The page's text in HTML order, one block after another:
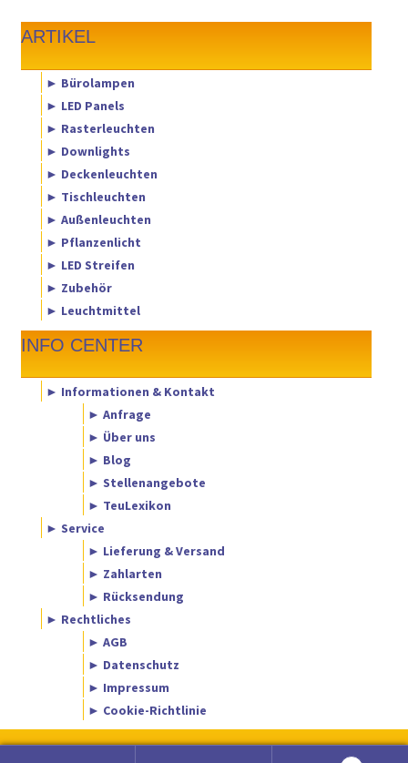
ARTIKEL
► Bürolampen
► LED Panels
► Rasterleuchten
► Downlights
► Deckenleuchten
► Tischleuchten
► Außenleuchten
► Pflanzenlicht
► LED Streifen
► Zubehör
► Leuchtmittel
INFO CENTER
► Informationen & Kontakt
► Anfrage
► Über uns
► Blog
► Stellenangebote
► TeuLexikon
► Service
► Lieferung & Versand
► Zahlarten
► Rücksendung
► Rechtliches
► AGB
► Datenschutz
► Impressum
► Cookie-Richtlinie